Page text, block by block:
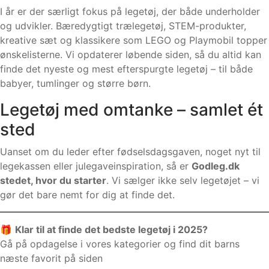
I år er der særligt fokus på legetøj, der både underholder
og udvikler. Bæredygtigt trælegetøj, STEM-produkter,
kreative sæt og klassikere som LEGO og Playmobil topper
ønskelisterne. Vi opdaterer løbende siden, så du altid kan
finde det nyeste og mest efterspurgte legetøj – til både
babyer, tumlinger og større børn.
Legetøj med omtanke – samlet ét
sted
Uanset om du leder efter fødselsdagsgaven, noget nyt til
legekassen eller julegaveinspiration, så er Godleg.dk
stedet, hvor du starter. Vi sælger ikke selv legetøjet – vi
gør det bare nemt for dig at finde det.
🎁 Klar til at finde det bedste legetøj i 2025?
Gå på opdagelse i vores kategorier og find dit barns
næste favorit på siden